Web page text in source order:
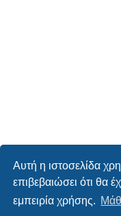
Αυτή η ιστοσελίδα
επιβεβαιώσει ότι θα
εμπειρία χρήσης.
Ευρετήριο Δ.